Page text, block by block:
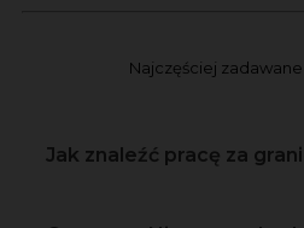
Najczęściej
Jak znaleźć pracę za